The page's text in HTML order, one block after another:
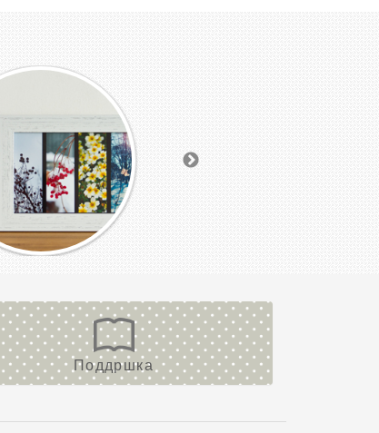
Поддршка